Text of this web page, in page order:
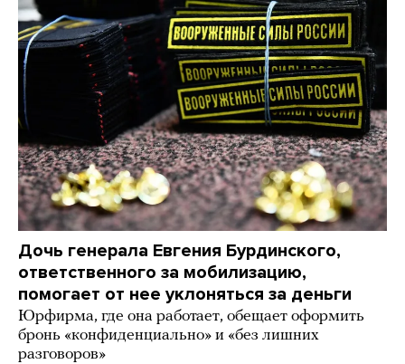
Дочь генерала Евгения Бурдинского,
ответственного за мобилизацию,
помогает от нее уклоняться за деньги
Юрфирма, где она работает, обещает оформить
бронь «конфиденциально» и «без лишних
разговоров»